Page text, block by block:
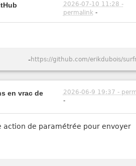
2026-07-10 11:28 -
permalink-
-https://github.com/erikdubois/
en vrac de
2026-06-9 19:37 -
-
action de paramétrée pour envoyer